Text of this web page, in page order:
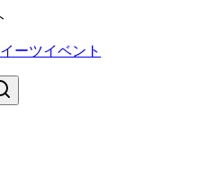
ーツイベント